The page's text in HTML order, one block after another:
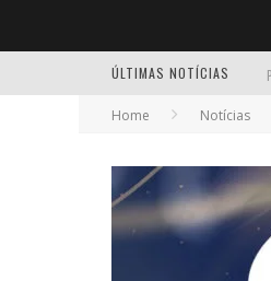
ÚLTIMAS NOTÍCIAS
Home Notícias